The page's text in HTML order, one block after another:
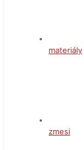
materiály
zmesi